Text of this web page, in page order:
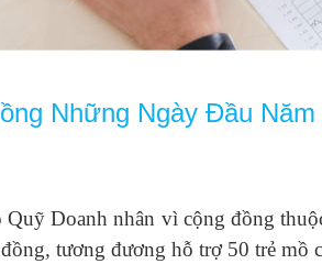
Những Ngày Đầu
Doanh nhân vì cộng đồng
tương đương hỗ trợ 50 trẻ mồ